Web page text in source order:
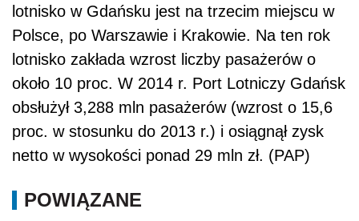
lotnisko w Gdańsku jest na trzecim miejscu w
Polsce, po Warszawie i Krakowie. Na ten rok
lotnisko zakłada wzrost liczby pasażerów o
około 10 proc. W 2014 r. Port Lotniczy Gdańsk
obsłużył 3,288 mln pasażerów (wzrost o 15,6
proc. w stosunku do 2013 r.) i osiągnął zysk
netto w wysokości ponad 29 mln zł. (PAP)
POWIĄZANE